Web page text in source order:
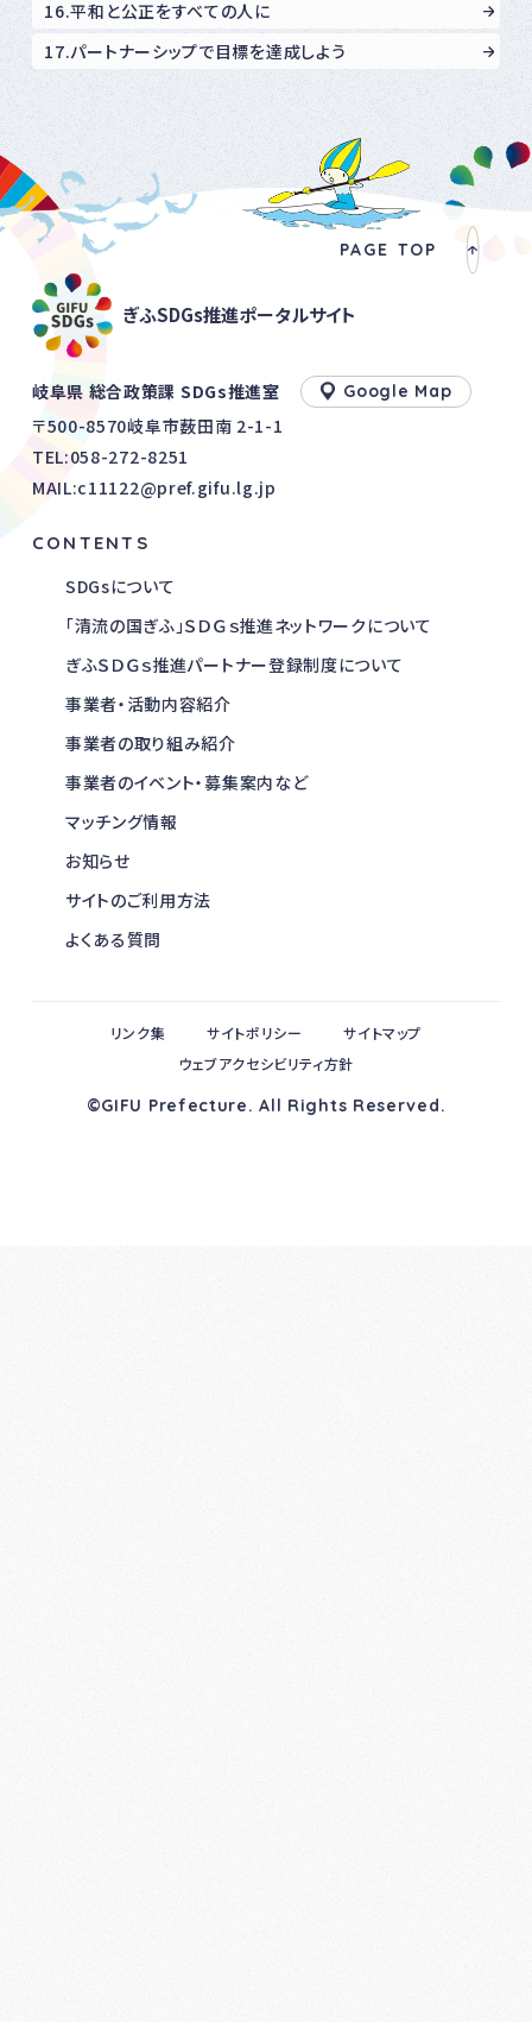
16.平和と公正をすべての人に
17.パートナーシップで目標を達成しよう
PAGE TOP
ぎふSDGs推進ポータルサイト
岐阜県 総合政策課 SDGs推進室 Google Map
〒500-8570岐阜市薮田南 2-1-1
TEL:058-272-8251
MAIL:c11122@pref.gifu.lg.jp
CONTENTS
SDGsについて
「清流の国ぎふ」ＳＤＧｓ推進ネットワークについて
ぎふＳＤＧｓ推進パートナー登録制度について
事業者・活動内容紹介
事業者の取り組み紹介
事業者のイベント・募集案内など
マッチング情報
お知らせ
サイトのご利用方法
よくある質問
©GIFU Prefecture. All Rights Reserved.
リンク集 サイトポリシー
サイトマップ
ウェブアクセシビリティ方針